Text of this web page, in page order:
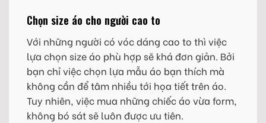
Chọn size áo cho người cao to
Với những người có vóc dáng cao to thì việc
lựa chọn size áo phù hợp sẽ khá đơn giản. Bởi
bạn chỉ việc chọn lựa mẫu áo bạn thích mà
không cần để tâm nhiều tới họa tiết trên áo.
Tuy nhiên, việc mua những chiếc áo vừa form,
không bó sát sẽ luôn được ưu tiên.